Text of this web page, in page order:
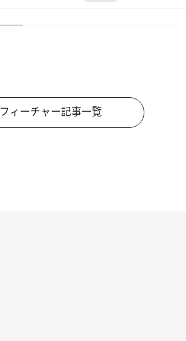
フィーチャー記事一覧